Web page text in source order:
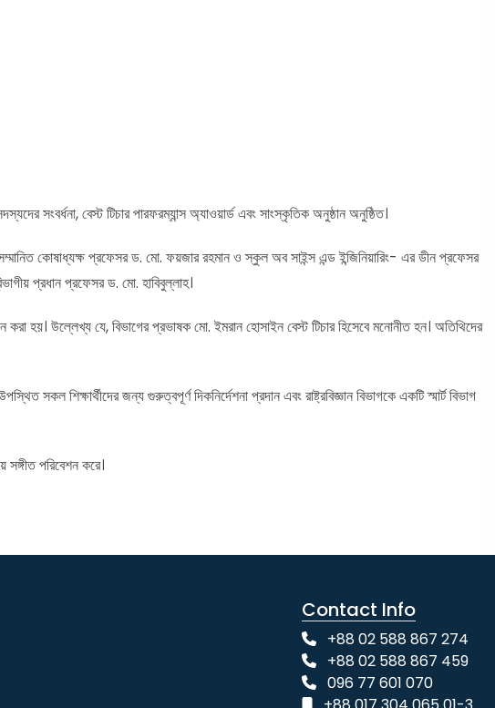
সংবর্ধনা, বেস্ট টিচার পারফরম্যান্স অ্যাওয়ার্ড এবং সাংস্কৃতিক অনুষ্ঠান অনুষ্ঠিত।
কোষাধ্যক্ষ প্রফেসর ড. মো. ফয়জার রহমান ও স্কুল অব সাইন্স এন্ড ইন্জিনিয়ারিং- এর ডীন প্রফেসর
প্রধান প্রফেসর ড. মো. হাবিবুল্লাহ।
হয়। উল্লেখ্য যে, বিভাগের প্রভাষক মো. ইমরান হোসাইন বেস্ট টিচার হিসেবে মনোনীত হন। অতিথিদের
শিক্ষার্থীদের জন্য গুরুত্বপূর্ণ দিকনির্দেশনা প্রদান এবং রাষ্ট্রবিজ্ঞান বিভাগকে একটি স্মার্ট বিভাগ
পরিবেশন করে।
Contact Info
+88 02 588 867 274
+88 02 588 867 459
096 77 601 070